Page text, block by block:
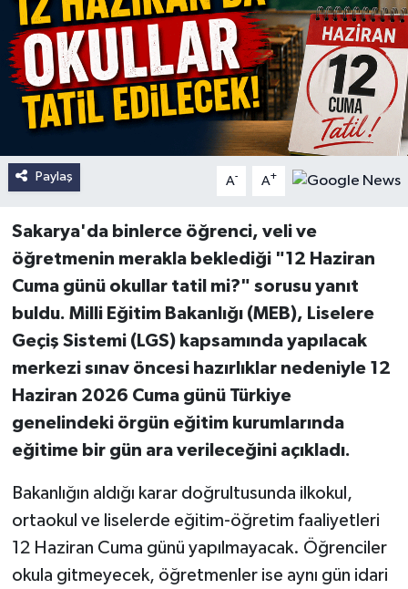
Paylaş A- A+
Sakarya'da binlerce öğrenci, veli ve
öğretmenin merakla beklediği "12 Haziran
Cuma günü okullar tatil mi?" sorusu yanıt
buldu. Milli Eğitim Bakanlığı (MEB), Liselere
Geçiş Sistemi (LGS) kapsamında yapılacak
merkezi sınav öncesi hazırlıklar nedeniyle 12
Haziran 2026 Cuma günü Türkiye
genelindeki örgün eğitim kurumlarında
eğitime bir gün ara verileceğini açıkladı.
Bakanlığın aldığı karar doğrultusunda ilkokul,
ortaokul ve liselerde eğitim-öğretim faaliyetleri
12 Haziran Cuma günü yapılmayacak. Öğrenciler
okula gitmeyecek, öğretmenler ise aynı gün idari